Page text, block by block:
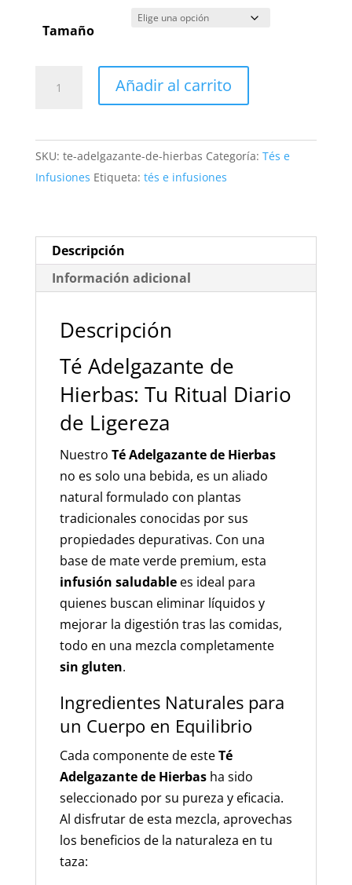
Tamaño
Adelgazante
Hierbas
Natural
|
Quema
Grasa
Añadir al carrito
SKU: te-adelgazante-de-hierbas Categoría: Tés e
Infusiones Etiqueta: tés e infusiones
Descripción
Información adicional
Descripción
Té Adelgazante de
Hierbas: Tu Ritual Diario
de Ligereza
Nuestro Té Adelgazante de Hierbas
no es solo una bebida, es un aliado
natural formulado con plantas
tradicionales conocidas por sus
propiedades depurativas. Con una
base de mate verde premium, esta
infusión saludablees ideal para
quienes buscan eliminar líquidos y
mejorar la digestión tras las comidas,
todo en una mezcla completamente
sin gluten.
Ingredientes Naturales para
un Cuerpo en Equilibrio
Cada componente de esteTé
Adelgazante de Hierbasha sido
seleccionado por su pureza y eficacia.
Al disfrutar de esta mezcla, aprovechas
los beneficios de la naturaleza en tu
taza: